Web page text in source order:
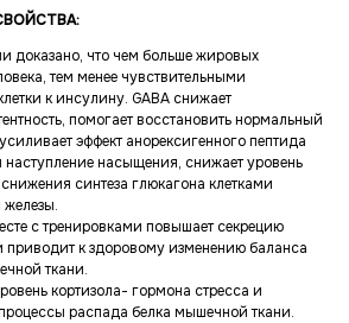
доказано, что чем больше жировых
тем менее чувствительными
к инсулину. GABA снижает
помогает восстановить нормальный
эффект анорексигенного пептида
наступление насыщения, снижает уровень
синтеза глюкагона клетками
с тренировками повышает секрецию
приводит к здоровому изменению баланса
ткани.
кортизола- гормона стресса и
распада белка мышечной ткани.